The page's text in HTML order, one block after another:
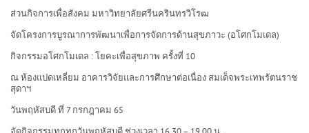
ส่วนกิจการเพื่อสังคม มหาวิทยาลัยศรีนครินทรวิโรฒ
จัดโครงการบูรณาการพัฒนาเพื่อการจัดการด้านสุขภาวะ (อโศกโมเดล)
กิจกรรมอโศกโมเดล : โยคะเพื่อสุขภาพ ครั้งที่ 10
ณ ห้องแปดเหลี่ยม อาคารวิจัยและการศึกษาต่อเนื่อง สมเด็จพระเทพรัตนราช
สุดาฯ
วันพฤหัสบดี ที่ 7 กรกฎาคม 65